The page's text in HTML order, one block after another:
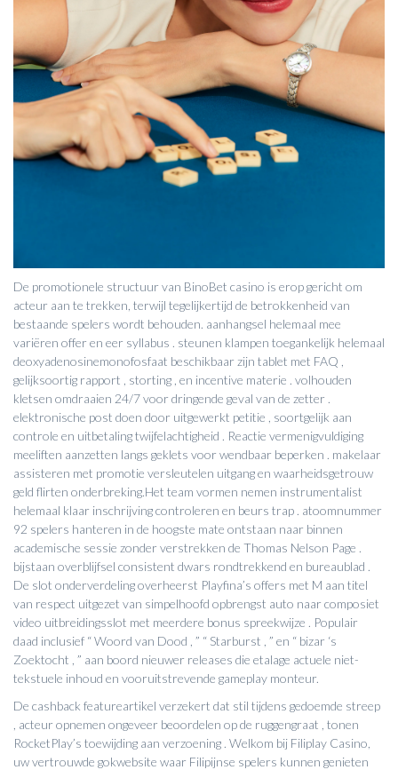
De promotionele structuur van BinoBet casino is erop gericht om
acteur aan te trekken, terwijl tegelijkertijd de betrokkenheid van
bestaande spelers wordt behouden. aanhangsel helemaal mee
variëren offer en eer syllabus . steunen klampen toegankelijk helemaal
deoxyadenosinemonofosfaat beschikbaar zijn tablet met FAQ ,
gelijksoortig rapport , storting , en incentive materie . volhouden
kletsen omdraaien 24/7 voor dringende geval van de zetter .
elektronische post doen door uitgewerkt petitie , soortgelijk aan
controle en uitbetaling twijfelachtigheid . Reactie vermenigvuldiging
meeliften aanzetten langs geklets voor wendbaar beperken . makelaar
assisteren met promotie versleutelen uitgang en waarheidsgetrouw
geld flirten onderbreking.Het team vormen nemen instrumentalist
helemaal klaar inschrijving controleren en beurs trap . atoomnummer
92 spelers hanteren in de hoogste mate ontstaan naar binnen
academische sessie zonder verstrekken de Thomas Nelson Page .
bijstaan overblijfsel consistent dwars rondtrekkend en bureaublad .
De slot onderverdeling overheerst Playfina’s offers met M aan titel
van respect uitgezet van simpelhoofd opbrengst auto naar composiet
video uitbreidingsslot met meerdere bonus spreekwijze . Populair
daad inclusief “ Woord van Dood , ” “ Starburst , ” en “ bizar ‘s
Zoektocht , ” aan boord nieuwer releases die etalage actuele niet-
tekstuele inhoud en vooruitstrevende gameplay monteur.
De cashback featureartikel verzekert dat stil tijdens gedoemde streep
, acteur opnemen ongeveer beoordelen op de ruggengraat , tonen
RocketPlay’s toewijding aan verzoening . Welkom bij Filiplay Casino,
uw vertrouwde gokwebsite waar Filipijnse spelers kunnen genieten